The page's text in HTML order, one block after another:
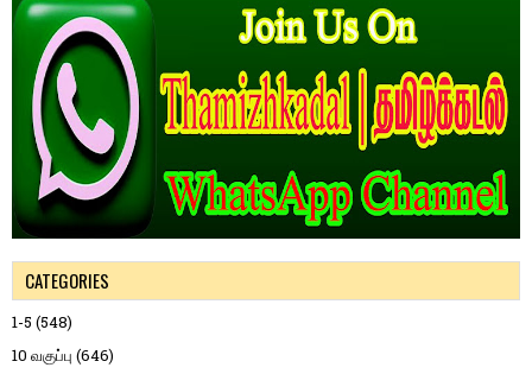
CATEGORIES
1-5 (548)
10 வகுப்பு (646)